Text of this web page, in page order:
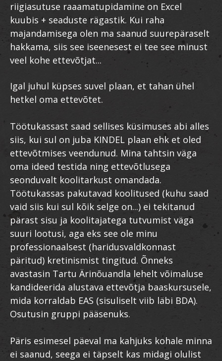
riigiasutuse raaamatupidamine on Excel
kuubis + seaduste rägastik. Kui raha
majandamisega olen ma saanud suurepäraselt
hakkama, siis see iseenesest ei tee see minust
veel kohe ettevõtjat...
Igal juhul küpses suvel plaan, et tahan ühel
hetkel oma ettevõtet.
Töötukassast saad sellises küsimuses abi alles
siis, kui sul on juba KINDEL plaan ehk et oled
ettevõtmises veendunud. Mina tahtsin väga
oma ideed testida ning ettevõtlusega
seonduvalt koolitarkust omandada.
Töötukassas pakutavad koolitused (kuhu saad
vaid siis kui sul kõik selge on...) ei tekitanud
pärast sisu ja koolitajatega tutvumist väga
suuri lootusi, aga eks see ole minu
professionaalsest (haridusvaldkonnast
päritud) kretinismist tingitud. Õnneks
avastasin Tartu Ärinõuandla lehelt võimaluse
kandideerida alustava ettevõtja baaskursusele,
mida korraldab EAS (sisuliselt viib läbi BDA).
Osutusin gruppi pääsenuks.
Päris esimesel päeval ma kahjuks kohale minna
ei saanud, seega ei täpselt kas midagi olulist